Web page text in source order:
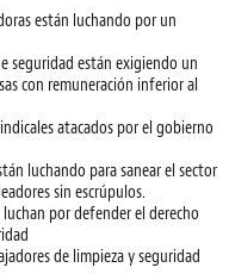
están luchando por un
seguridad están exigiendo un
con remuneración inferior al
atacados por el gobierno
luchando para sanear el sector
sin escrúpulos.
por defender el derecho
de limpieza y seguridad